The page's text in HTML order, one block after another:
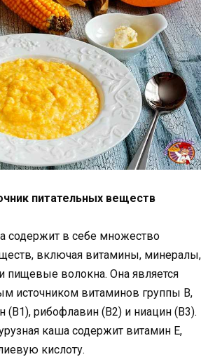
питательных веществ
содержит в себе множество
включая витамины, минералы,
пищевые волокна. Она является
источником витаминов группы В,
(В1), рибофлавин (В2) и ниацин (В3).
каша содержит витамин Е,
кислоту.